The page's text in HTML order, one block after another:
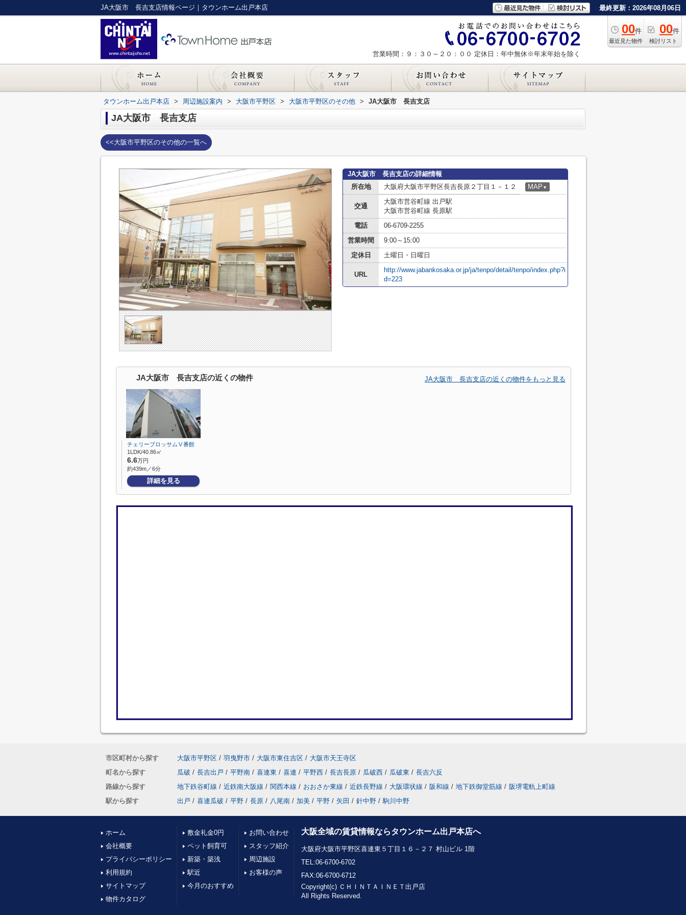
JA大阪市 長吉支店情報ページ｜タウンホーム出戸本店 最終更新：2026年08月06日
00件
最近見た物件
00件
検討リスト
営業時間：９：３０～２０：００ 定休日：年中無休※年末年始を除く
タウンホーム出戸本店 > 周辺施設案内 > 大阪市平野区 > 大阪市平野区のその他 > JA大阪市 長吉支店
JA大阪市 長吉支店
<<大阪市平野区のその他の一覧へ
JA大阪市 長吉支店の詳細情報
所在地
大阪府大阪市平野区長吉長原２丁目１－１２ MAP ▼
交通
大阪市営谷町線 出戸駅
大阪市営谷町線 長原駅
電話
06-6709-2255
営業時間
9:00～15:00
定休日
土曜日・日曜日
URL
http://www.jabankosaka.or.jp/ja/tenpo/detail/tenpo/index.php?i
d=223
JA大阪市 長吉支店の近くの物件 JA大阪市 長吉支店の近くの物件をもっと見る
チェリーブロッサムⅤ番館
1LDK/40.86㎡
6.6万円
約439m／6分
詳細を見る
市区町村から探す 大阪市平野区 / 羽曳野市 / 大阪市東住吉区 / 大阪市天王寺区
町名から探す
瓜破 / 長吉出戸 / 平野南 / 喜連東 / 喜連 / 平野西 / 長吉長原 / 瓜破西 / 瓜破東 / 長吉六反
路線から探す
地下鉄谷町線 / 近鉄南大阪線 / 関西本線 / おおさか東線 / 近鉄長野線 / 大阪環状線 / 阪和線 / 地下鉄御堂筋線 / 阪堺電軌上町線
駅から探す
出戸 / 喜連瓜破 / 平野 / 長原 / 八尾南 / 加美 / 平野 / 矢田 / 針中野 / 駒川中野
ホーム
会社概要
プライバシーポリシー
利用規約
サイトマップ
物件カタログ
敷金礼金0円
ペット飼育可
新築・築浅
駅近
今月のおすすめ
お問い合わせ
スタッフ紹介
周辺施設
お客様の声
大阪全域の賃貸情報ならタウンホーム出戸本店へ
大阪府大阪市平野区喜連東５丁目１６－２７ 村山ビル 1階
TEL:06-6700-6702
FAX:06-6700-6712
Copyright(c) ＣＨＩＮＴＡＩＮＥＴ出戸店
All Rights Reserved.